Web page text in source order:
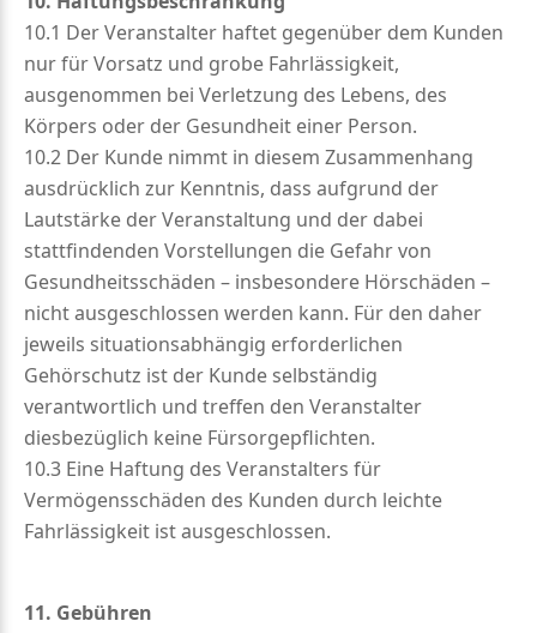
10.1 Der Veranstalter haftet gegenüber dem Kunden
nur für Vorsatz und grobe Fahrlässigkeit,
ausgenommen bei Verletzung des Lebens, des
Körpers oder der Gesundheit einer Person.
10.2 Der Kunde nimmt in diesem Zusammenhang
ausdrücklich zur Kenntnis, dass aufgrund der
Lautstärke der Veranstaltung und der dabei
stattfindenden Vorstellungen die Gefahr von
Gesundheitsschäden – insbesondere Hörschäden –
nicht ausgeschlossen werden kann. Für den daher
jeweils situationsabhängig erforderlichen
Gehörschutz ist der Kunde selbständig
verantwortlich und treffen den Veranstalter
diesbezüglich keine Fürsorgepflichten.
10.3 Eine Haftung des Veranstalters für
Vermögensschäden des Kunden durch leichte
Fahrlässigkeit ist ausgeschlossen.
11. Gebühren